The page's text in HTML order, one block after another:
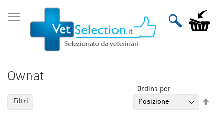
al
contenuto
Carrello
Ownat
Ordina per
Filtri